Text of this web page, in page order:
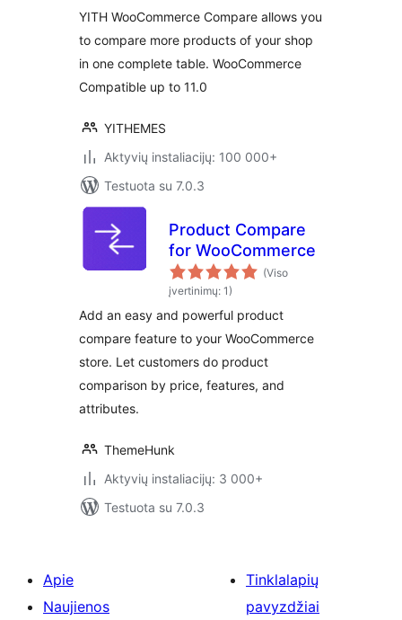
YITH WooCommerce Compare allows you
to compare more products of your shop
in one complete table. WooCommerce
Compatible up to 11.0
YITHEMES
Aktyvių instaliacijų: 100 000+
Testuota su 7.0.3
Product Compare
for WooCommerce
(Viso
įvertinimų: 1)
Add an easy and powerful product
compare feature to your WooCommerce
store. Let customers do product
comparison by price, features, and
attributes.
ThemeHunk
Aktyvių instaliacijų: 3 000+
Testuota su 7.0.3
Apie
Naujienos
Tinklalapių
pavyzdžiai